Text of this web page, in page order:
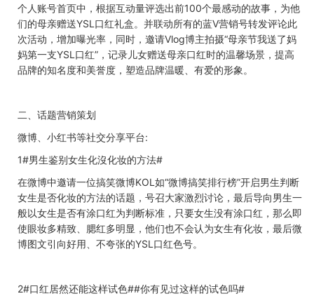
个人账号首页中，根据互动量评选出前100个最感动的故事，为他
们的母亲赠送YSL 口红礼盒。并联动所有的蓝V营销号转发评论此
次活动，增加曝光率，同时，邀请Vlog博主拍摄“母亲节我送了妈
妈第一支YSL 口红”，记录儿女赠送母亲口红时的温馨场景，提高
品牌的知名度和美誉度，塑造品牌温暖、有爱的形象。
二、 话题营销策划
微博、小红书等社交分享平台:
1#男生鉴别女生化沒化妆的方法#
在微博中邀请一位搞笑微博KOL 如“微博搞笑排行榜”开启男生判断
女生是否化妆的方法的话题，号召大家激烈讨论，最后导向男生一
般以女生是否有涂口红为判断标准，只要女生没有涂口红，那么即
使眼妆多精致、腮红多明显，他们也不会认为女生有化妆，最后微
博图文引向好用、不夸张的YSL 口红色号。
2#口红居然还能这样试色##你有见过这样的试色吗#